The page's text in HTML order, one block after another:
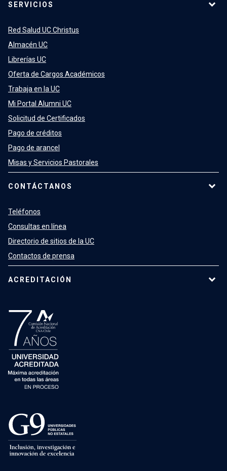
SERVICIOS
Red Salud UC Christus
Almacén UC
Librerías UC
Oferta de Cargos Académicos
Trabaja en la UC
Mi Portal Alumni UC
Solicitud de Certificados
Pago de créditos
Pago de arancel
Misas y Servicios Pastorales
CONTÁCTANOS
Teléfonos
Consultas en línea
Directorio de sitios de la UC
Contactos de prensa
ACREDITACIÓN